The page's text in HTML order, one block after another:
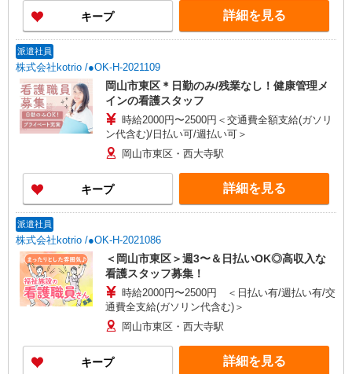
キープ 詳細を見る
派遣社員
株式会社kotrio /●OK-H-2021109
岡山市東区＊日勤のみ/残業なし！健康管理メ
インの看護スタッフ
時給2000円〜2500円＜交通費全額支給(ガソリ
ン代含む)/日払い可/週払い可＞
岡山市東区・西大寺駅
キープ 詳細を見る
派遣社員
株式会社kotrio /●OK-H-2021086
＜岡山市東区＞週3〜＆日払いOK◎高収入な
看護スタッフ募集！
時給2000円〜2500円 ＜日払い有/週払い有/交
通費全支給(ガソリン代含む)＞
岡山市東区・西大寺駅
キープ 詳細を見る